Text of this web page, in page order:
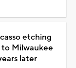
etching
Milwaukee
later